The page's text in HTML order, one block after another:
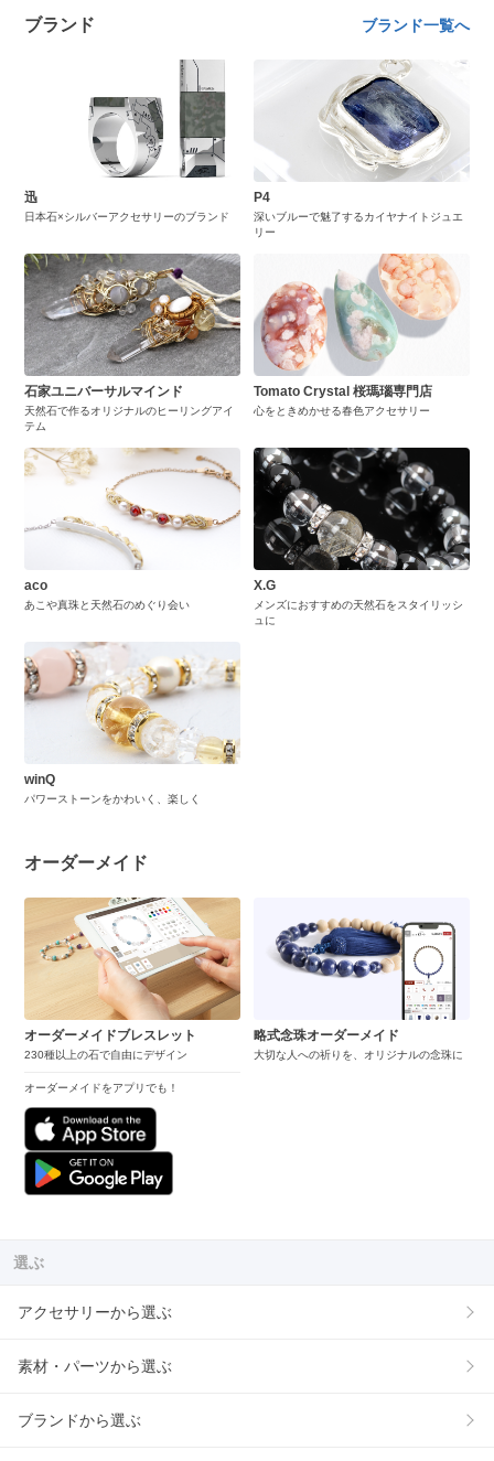
ブランド ブランド一覧へ
迅
日本石×シルバーアクセサリーのブランド
P4
深いブルーで魅了するカイヤナイトジュエ
リー
石家ユニバーサルマインド
天然石で作るオリジナルのヒーリングアイ
テム
Tomato Crystal 桜瑪瑙専門店
心をときめかせる春色アクセサリー
aco
あこや真珠と天然石のめぐり会い
X.G
メンズにおすすめの天然石をスタイリッシ
ュに
winQ
パワーストーンをかわいく、楽しく
オーダーメイド
オーダーメイドブレスレット
230種以上の石で自由にデザイン
オーダーメイドをアプリでも！
略式念珠オーダーメイド
大切な人への祈りを、オリジナルの念珠に
選ぶ
アクセサリーから選ぶ
素材・パーツから選ぶ
ブランドから選ぶ